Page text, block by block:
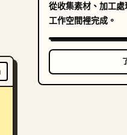
從收集素材、加工
工作空間裡完成。